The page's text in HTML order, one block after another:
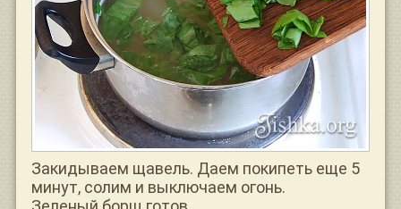
Закидываем щавель. Даем покипеть еще 5
минут, солим и выключаем огонь.